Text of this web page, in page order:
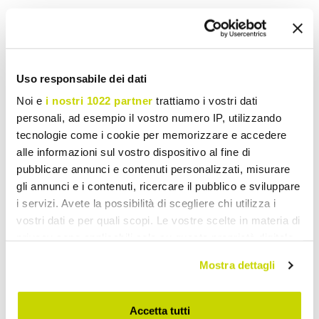
Uso responsabile dei dati
Noi e i nostri 1022 partner trattiamo i vostri dati
personali, ad esempio il vostro numero IP, utilizzando
tecnologie come i cookie per memorizzare e accedere
alle informazioni sul vostro dispositivo al fine di
pubblicare annunci e contenuti personalizzati, misurare
gli annunci e i contenuti, ricercare il pubblico e sviluppare
i servizi. Avete la possibilità di scegliere chi utilizza i
vostri dati e per quali scopi. Le vostre scelte in materia di
modificare o revocare il proprio consenso in qualsiasi
momento dalla Dichiarazione sui cookie o facendo clic
sull'icona di attivazione della privacy.
Mostra dettagli
Accetta tutti
og hånddekoreret keramik -
kr 4.541,90
hånddekoreret råkeramik -
Bologna